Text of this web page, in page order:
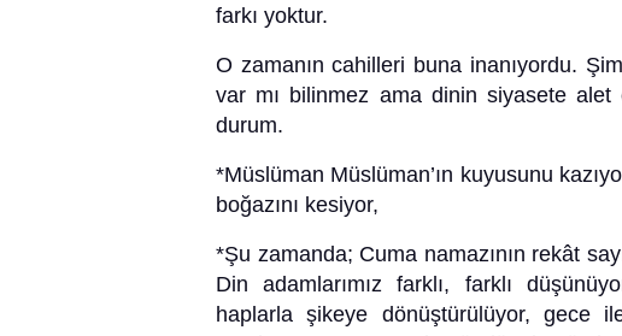
farkı yoktur.
O zamanın cahilleri buna inanıyordu.
var mı bilinmez ama dinin siyasete
durum.
*Müslüman Müslüman’ın kuyusunu
boğazını kesiyor,
*Şu zamanda; Cuma namazının rekât
Din adamlarımız farklı, farklı
haplarla şikeye dönüştürülüyor, gece